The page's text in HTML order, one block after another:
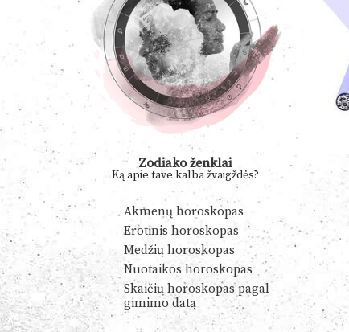
Zodiako ženklai
Ką apie tave kalba žvaigždės?
Akmenų horoskopas
Erotinis horoskopas
Medžių horoskopas
Nuotaikos horoskopas
Skaičių horoskopas pagal
gimimo datą